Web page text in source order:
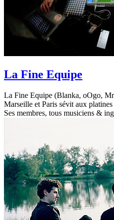
La Fine Equipe
La Fine Equipe (Blanka, oOgo,
Marseille et Paris sévit aux
Ses membres, tous musiciens &